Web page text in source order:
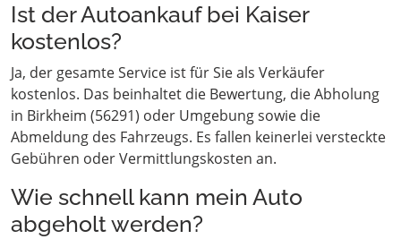
Ist der Autoankauf bei Kaiser
kostenlos?
Ja, der gesamte Service ist für Sie als Verkäufer
kostenlos. Das beinhaltet die Bewertung, die Abholung
in Birkheim (56291) oder Umgebung sowie die
Abmeldung des Fahrzeugs. Es fallen keinerlei versteckte
Gebühren oder Vermittlungskosten an.
Wie schnell kann mein Auto
abgeholt werden?